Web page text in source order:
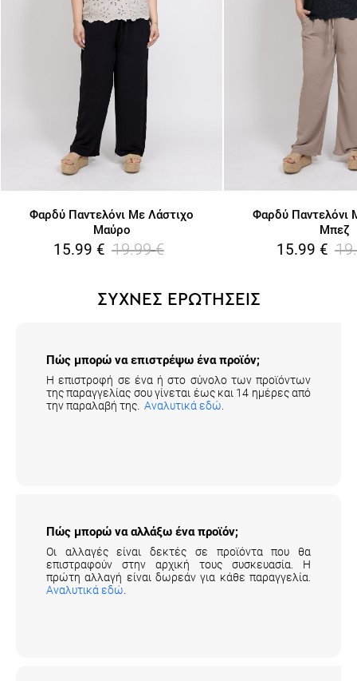
Μαύρο
€ 19.99
Μπεζ
€
Η επιστροφή σε ένα ή στο σύνολο των προϊόντων
της παραγγελίας σου γίνεται έως και 14 ημέρες από
την παραλαβή της.Αναλυτικά εδώ.
Οι αλλαγές είναι δεκτές σε προϊόντα που θα
επιστραφούν στην αρχική τους συσκευασία. Η
πρώτη αλλαγή είναι δωρεάν για κάθε παραγγελία.
Αναλυτικά εδώ